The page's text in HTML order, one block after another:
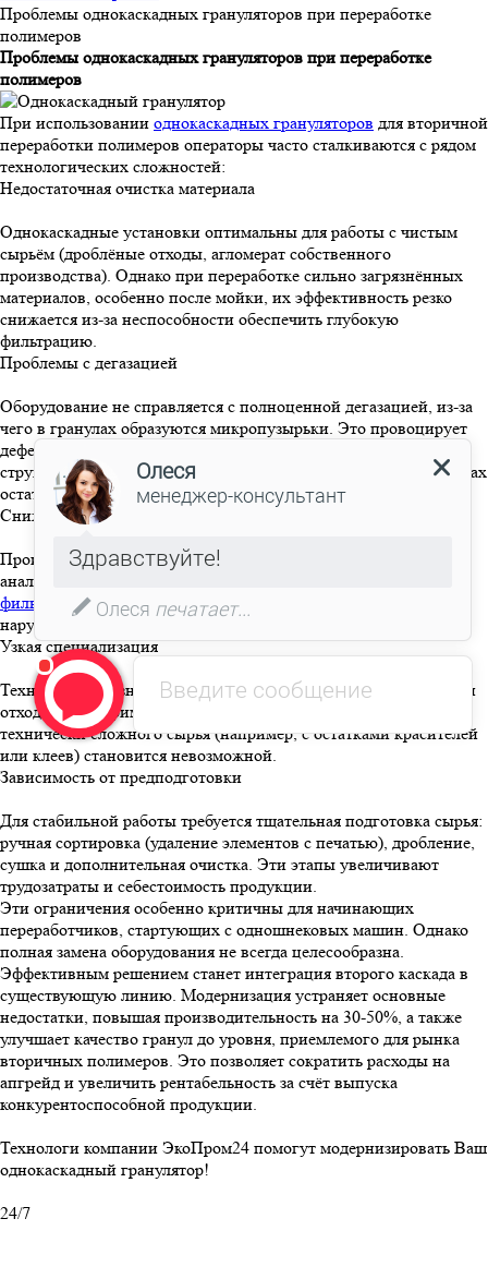
Проблемы однокаскадных грануляторов при переработке
полимеров
Проблемы однокаскадных грануляторов при переработке
полимеров
При использовании однокаскадных грануляторов для вторичной
переработки полимеров операторы часто сталкиваются с рядом
технологических сложностей:
Недостаточная очистка материала
Однокаскадные установки оптимальны для работы с чистым
сырьём (дроблёные отходы, агломерат собственного
производства). Однако при переработке сильно загрязнённых
материалов, особенно после мойки, их эффективность резко
снижается из-за неспособности обеспечить глубокую
фильтрацию.
Проблемы с дегазацией
Оборудование не справляется с полноценной дегазацией, из-за
чего в гранулах образуются микропузырьки. Это провоцирует
дефекты при дальнейшем использовании сырья: вспенивание,
структурные нарушения. Риск возрастает при наличии в отходах
остатков от флексопечати.
Сниженная мощность обработки
Производительность таких систем уступает двухкаскадным
аналогам. Основная причина — частые остановки для замены
фильтрующих сеток и очистки экструзионной головы, что
нарушает непрерывность цикла.
Узкая специализация
Техника предназначена для работы с «родными» полимерными
отходами без примесей. Переработка смешанного или
технически сложного сырья (например, с остатками красителей
или клеев) становится невозможной.
Зависимость от предподготовки
Для стабильной работы требуется тщательная подготовка сырья:
ручная сортировка (удаление элементов с печатью), дробление,
сушка и дополнительная очистка. Эти этапы увеличивают
трудозатраты и себестоимость продукции.
Эти ограничения особенно критичны для начинающих
переработчиков, стартующих с одношнековых машин. Однако
полная замена оборудования не всегда целесообразна.
Эффективным решением станет интеграция второго каскада в
существующую линию. Модернизация устраняет основные
недостатки, повышая производительность на 30-50%, а также
улучшает качество гранул до уровня, приемлемого для рынка
вторичных полимеров. Это позволяет сократить расходы на
апгрейд и увеличить рентабельность за счёт выпуска
конкурентоспособной продукции.
Технологи компании ЭкоПром24 помогут модернизировать Ваш
однокаскадный гранулятор!
24/7
менеджер-консультант
Здравствуйте!
Олесяпечатает...